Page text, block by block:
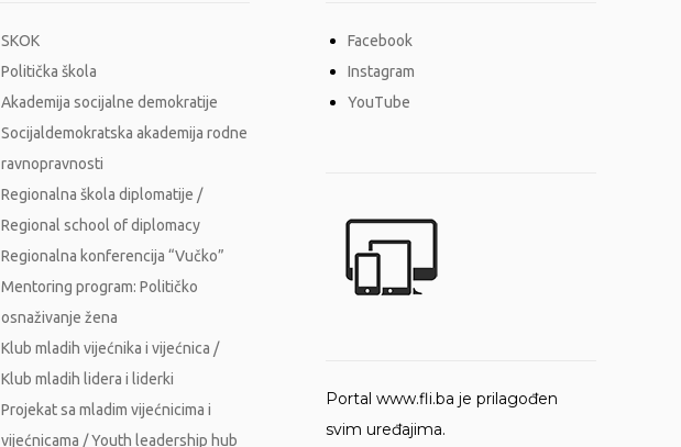
SKOK
Politička škola
Akademija socijalne demokratije
Socijaldemokratska akademija rodne
ravnopravnosti
Regionalna škola diplomatije /
Regional school of diplomacy
Regionalna konferencija “Vučko”
Mentoring program: Političko
osnaživanje žena
Klub mladih vijećnika i vijećnica /
Klub mladih lidera i liderki
Projekat sa mladim vijećnicima i
vijećnicama / Youth leadership hub
Facebook
Instagram
YouTube
Portal www.fli.ba je prilagođen
svim uređajima.